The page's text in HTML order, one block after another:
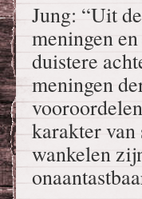
Jung: “Uit
meningen
duistere
meningen
karakter
wankelen